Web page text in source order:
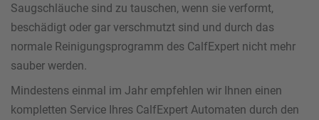
Saugschläuche sind zu tauschen, wenn sie verformt,
beschädigt oder gar verschmutzt sind und durch das
normale Reinigungsprogramm des CalfExpert nicht mehr
sauber werden.
Mindestens einmal im Jahr empfehlen wir Ihnen einen
kompletten Service Ihres CalfExpert Automaten durch den